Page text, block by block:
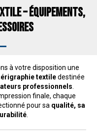
– Équipements,
à votre disposition une
textiledestinée
professionnels
finale, chaque
pour sa qualité, sa